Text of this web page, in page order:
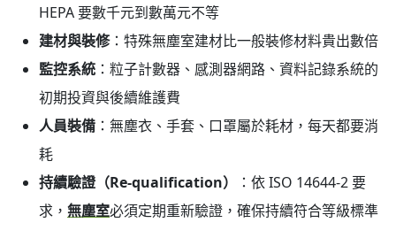
HEPA 要數千元到數萬元不等
建材與裝修：特殊無塵室建材比一般裝修材料貴出數倍
監控系統 ：粒子計數器、感測器網路、資料記錄系統的
初期投資與後續維護費
人員裝備 ：無塵衣、手套、口罩屬於耗材，每天都要消
耗
持續驗證（Re-qualification）
：依 ISO 14644-2 要
求， 無塵室必須定期重新驗證，確保持續符合等級標準